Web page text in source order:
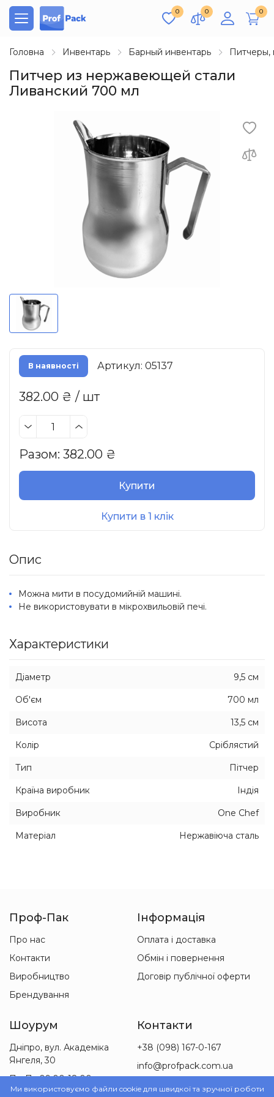
0 0 0
Головна Инвентарь Барный инвентарь Питчеры,
Питчер из нержавеющей стали
Ливанский 700 мл
В наявності Артикул: 05137
382.00 ₴ / шт
Разом: 382.00 ₴
Купити
Купити в 1 клік
Опис
Можна мити в посудомийній машині.
Не використовувати в мікрохвильовій печі.
Характеристики
Діаметр 9,5 см
Об'єм 700 мл
Висота 13,5 см
Колір Сріблястий
Тип Пітчер
Країна виробник Індія
Виробник One Chef
Матеріал Нержавіюча сталь
Проф-Пак
Про нас
Контакти
Виробництво
Брендування
Інформація
Оплата і доставка
Обмін і повернення
Договір публічної оферти
Шоурум
Дніпро, вул. Академіка
Янгеля, 30
Пн-Пт 09:00-18:00
Сб 09:00-15:00
Контакти
+38 (098) 167-0-167
info@profpack.com.ua
Ми використовуємо файли cookie для швидкої та зручної роботи